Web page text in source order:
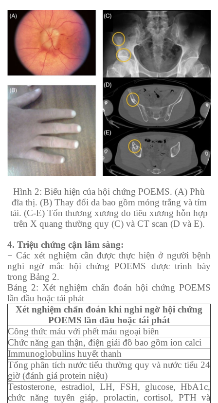
Hình 2: Biểu hiện của hội chứng POEMS. (A) Phù
đĩa thị. (B) Thay đổi da bao gồm móng trắng và tím
tái. (C-E) Tổn thương xương do tiêu xương hỗn hợp
trên X quang thường quy (C) và CT scan (D và E).
4. Triệu chứng cận lâm sàng:
− Các xét nghiệm cần được thực hiện ở người bệnh
nghi ngờ mắc hội chứng POEMS được trình bày
trong Bảng 2.
Bảng 2: Xét nghiệm chẩn đoán hội chứng POEMS
lần đầu hoặc tái phát
Xét nghiệm chẩn đoán khi nghi ngờ hội chứng
POEMS lần đầu hoặc tái phát
Công thức máu với phết máu ngoại biên
Chức năng gan thận, điện giải đồ bao gồm ion calci
Immunoglobulins huyết thanh
Tổng phân tích nước tiểu thường quy và nước tiểu 24
giờ (đánh giá protein niệu)
Testosterone, estradiol, LH, FSH, glucose, HbA1c,
chức năng tuyến giáp, prolactin, cortisol, PTH và